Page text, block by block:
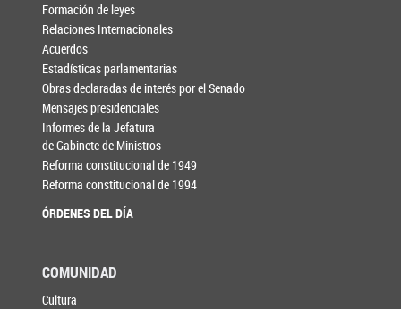
Formación de leyes
Relaciones Internacionales
Acuerdos
Estadísticas parlamentarias
Obras declaradas de interés por el Senado
Mensajes presidenciales
Informes de la Jefatura
de Gabinete de Ministros
Reforma constitucional de 1949
Reforma constitucional de 1994
ÓRDENES DEL DÍA
COMUNIDAD
Cultura